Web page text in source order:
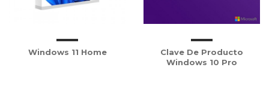
Windows 11 Home
Clave De Producto
Windows 10 Pro